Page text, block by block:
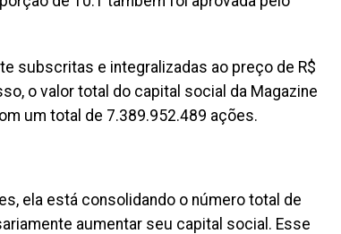
subscritas e integralizadas ao preço de R$
o valor total do capital social da Magazine
um total de 7.389.952.489 ações.
ela está consolidando o número total de
aumentar seu capital social. Esse